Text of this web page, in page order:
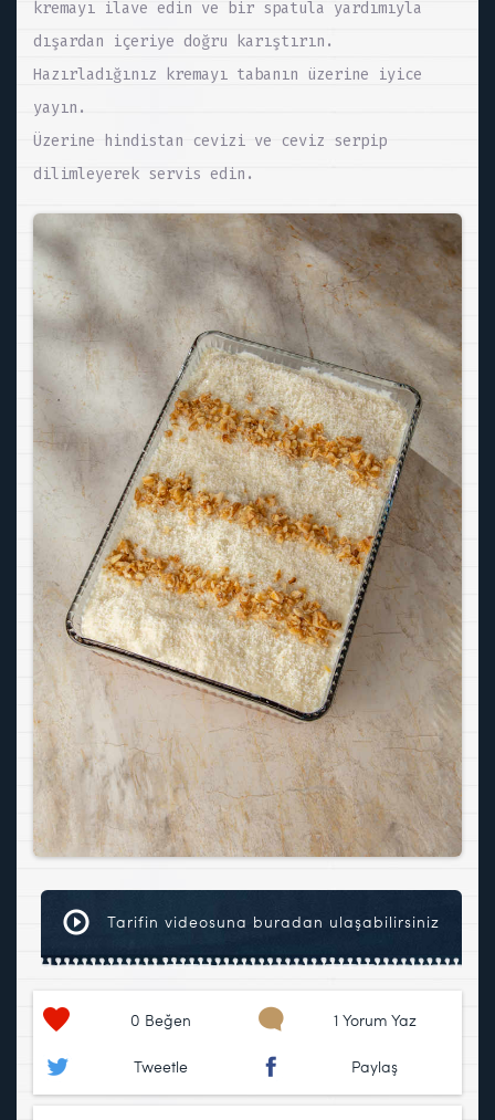
kremayı ilave edin ve bir spatula yardımıyla
dışardan içeriye doğru karıştırın.
Hazırladığınız kremayı tabanın üzerine iyice
yayın.
Üzerine hindistan cevizi ve ceviz serpip
dilimleyerek servis edin.
Tarifin videosuna buradan ulaşabilirsiniz
0 Beğen 1 Yorum Yaz
Tweetle Paylaş